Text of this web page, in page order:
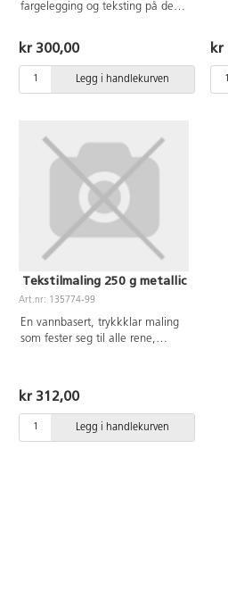
fargelegging og teksting på de
være vasket før dekorering.
Lysekte og vannfast opptil 60°C
etter fiksering. Konet spiss 2-
kr 300,00
Legg i handlekurven
kr
Tekstilmaling 250 g metallic
Art.nr: 135774-99
En vannbasert, trykkklar maling
som fester seg til alle rene,
sammen. Varmebehandle trykket
skånsomt etter at det har tørket.
Pressing med varmepress eller
strykejern: 150-160 °C / 15-20
kr 312,00
Legg i handlekurven